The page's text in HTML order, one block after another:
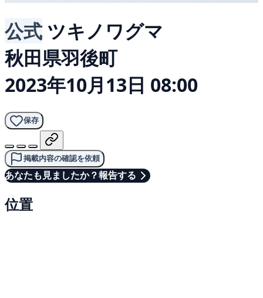
公式 ツキノワグマ
秋田県羽後町
2023年10月13日 08:00
保存
掲載内容の確認を依頼
あなたも見ましたか？報告する
位置